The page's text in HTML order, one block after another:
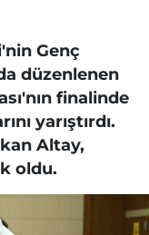
Genç
düzenlenen
finalinde
yarıştırdı.
Altay,
oldu.